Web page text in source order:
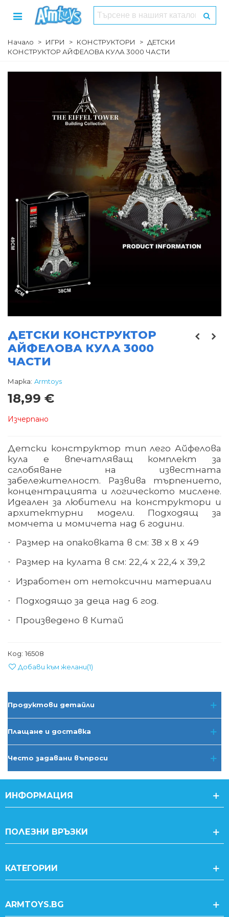
Начало > ИГРИ > КОНСТРУКТОРИ > ДЕТСКИ
КОНСТРУКТОР АЙФЕЛОВА КУЛА 3000 ЧАСТИ
ДЕТСКИ КОНСТРУКТОР
АЙФЕЛОВА КУЛА 3000
ЧАСТИ
Марка: Armtoys
18,99 €
Изчерпано
Детски конструктор тип лего Айфелова
кула е впечатляващ комплект за
сглобяване на известната
забележителност. Развива търпението,
концентрацията и логическото мислене.
Идеален за любители на конструктори и
архитектурни модели.
Подходящ за
момчета и момичета над 6 години.
· Размер на опаковката в см: 38 х 8 х 49
· Размер на кулата в см: 22,4 х 22,4 х 39,2
· Изработен от нетоксични материали
· Подходящо за деца над 6 год.
· Произведено в Китай
Код: 16508
Добави към желани(1)
Продуктови детайли
Плащане и доставка
Често задавани въпроси
ИНФОРМАЦИЯ
ПОЛЕЗНИ ВРЪЗКИ
КАТЕГОРИИ
ARMTOYS.BG